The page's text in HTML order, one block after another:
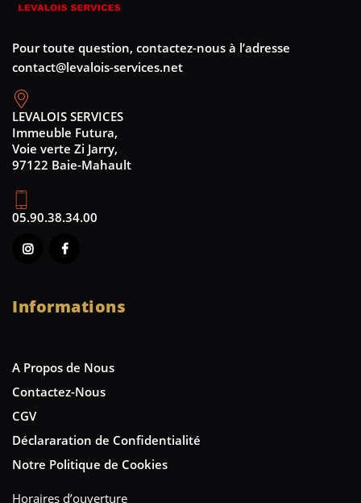
Pour toute question, contactez-nous à l’adresse
contact@levalois-services.net
LEVALOIS SERVICES
Immeuble Futura,
Voie verte Zi Jarry,
97122 Baie-Mahault
05.90.38.34.00
Informations
A Propos de Nous
Contactez-Nous
CGV
Déclararation de Confidentialité
Notre Politique de Cookies
Horaires d’ouverture